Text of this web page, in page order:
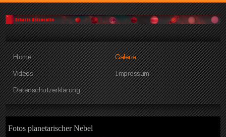
Home
Galerie
Videos
Impressum
Datenschutzerklärung
Fotos planetarischer Nebel